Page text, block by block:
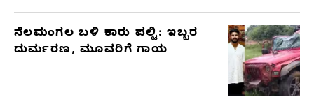
ನೆಲಮಂಗಲ ಬಳಿ ಕಾರು ಪಲ್ಟಿ: ಇಬ್ಬರ
ದುರ್ಮರಣ, ಮೂವರಿಗೆ ಗಾಯ